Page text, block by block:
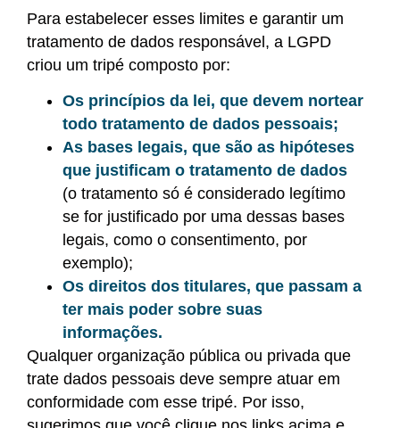
Para estabelecer esses limites e garantir um
tratamento de dados responsável, a LGPD
criou um tripé composto por:
Os princípios da lei, que devem nortear
todo tratamento de dados pessoais;
As bases legais, que são as hipóteses
que justificam o tratamento de dados
(o tratamento só é considerado legítimo
se for justificado por uma dessas bases
legais, como o consentimento, por
exemplo);
Os direitos dos titulares, que passam a
ter mais poder sobre suas
informações.
Qualquer organização pública ou privada que
trate dados pessoais deve sempre atuar em
conformidade com esse tripé. Por isso,